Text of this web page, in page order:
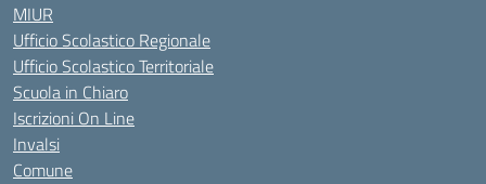
MIUR
Ufficio Scolastico Regionale
Ufficio Scolastico Territoriale
Scuola in Chiaro
Iscrizioni On Line
Invalsi
Comune